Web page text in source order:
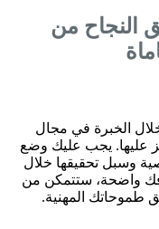
النجاح من
الخبرة في مجال
عليها. يجب عليك وضع
وسبل تحقيقها خلال
واضحة، ستتمكن من
طموحاتك المهنية.